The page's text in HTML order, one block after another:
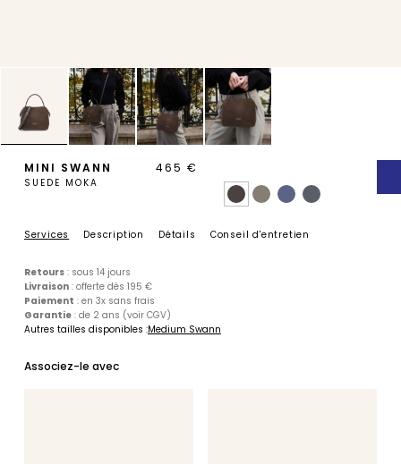
MAGNOLIA
BAMBOU OAK
MINI SWANN
SUEDE MOKA
465 €
Services Description Détails Conseil d'entretien
Retours: sous 14 jours
Livraison: offerte dès 195 €
Paiement : en 3x sans frais
Garantie: de 2 ans (voir CGV)
Autres tailles disponibles :Medium Swann
Associez-le avec